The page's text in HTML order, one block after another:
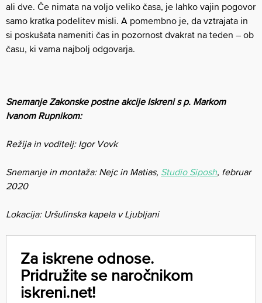
ali dve. Če nimata na voljo veliko časa, je lahko vajin pogovor
samo kratka podelitev misli. A pomembno je, da vztrajata in
si poskušata nameniti čas in pozornost dvakrat na teden – ob
času, ki vama najbolj odgovarja.
Snemanje Zakonske postne akcije Iskreni s p. Markom
Ivanom Rupnikom:
Režija in voditelj: Igor Vovk
Snemanje in montaža: Nejc in Matias, Studio Siposh, februar
2020
Lokacija: Uršulinska kapela v Ljubljani
Za iskrene odnose.
Pridružite se naročnikom
iskreni.net!